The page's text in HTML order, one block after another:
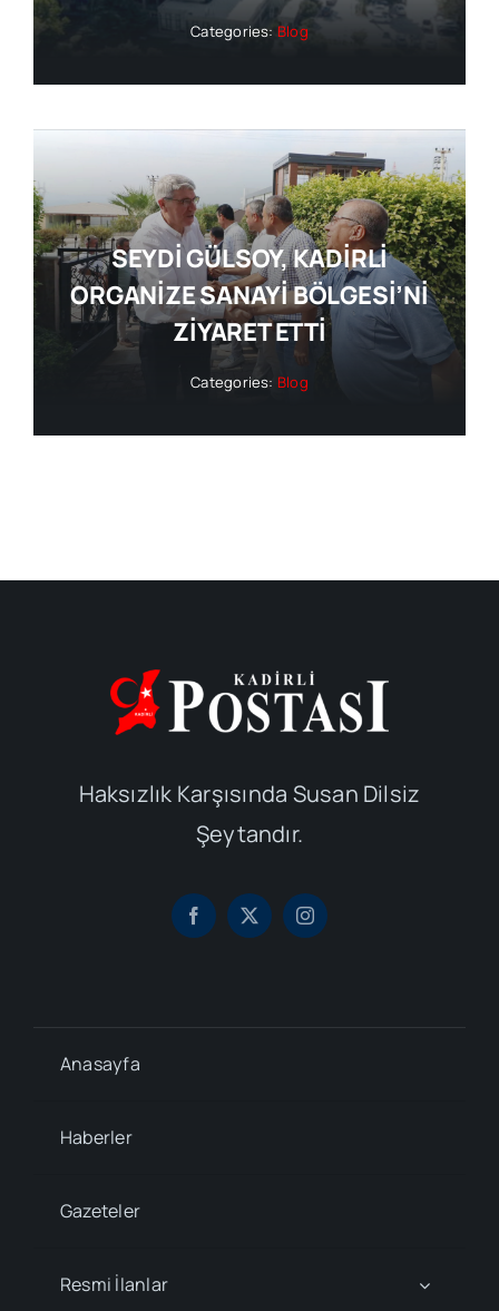
Categories: Blog
SEYDİ GÜLSOY, KADİRLİ
ORGANİZE SANAYİ BÖLGESİ’Nİ
ZİYARET ETTİ
Categories: Blog
Haksızlık Karşısında Susan Dilsiz
Şeytandır.
Anasayfa
Haberler
Gazeteler
Resmi İlanlar